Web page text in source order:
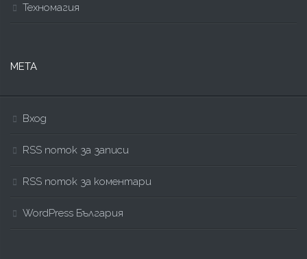
Техномагия
МЕТА
Вход
RSS поток за записи
RSS поток за коментари
WordPress България